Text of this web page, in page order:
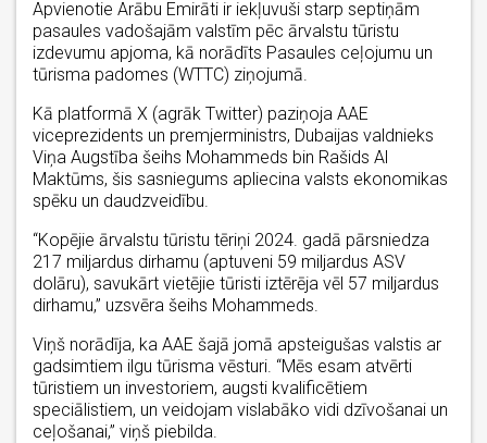
Apvienotie Arābu Emirāti ir iekļuvuši starp septiņām
pasaules vadošajām valstīm pēc ārvalstu tūristu
izdevumu apjoma, kā norādīts Pasaules ceļojumu un
tūrisma padomes (WTTC) ziņojumā.
Kā platformā X (agrāk Twitter) paziņoja AAE
viceprezidents un premjerministrs, Dubaijas valdnieks
Viņa Augstība šeihs Mohammeds bin Rašids Al
Maktūms, šis sasniegums apliecina valsts ekonomikas
spēku un daudzveidību.
“Kopējie ārvalstu tūristu tēriņi 2024. gadā pārsniedza
217 miljardus dirhamu (aptuveni 59 miljardus ASV
dolāru), savukārt vietējie tūristi iztērēja vēl 57 miljardus
dirhamu,” uzsvēra šeihs Mohammeds.
Viņš norādīja, ka AAE šajā jomā apsteigušas valstis ar
gadsimtiem ilgu tūrisma vēsturi. “Mēs esam atvērti
tūristiem un investoriem, augsti kvalificētiem
speciālistiem, un veidojam vislabāko vidi dzīvošanai un
ceļošanai,” viņš piebilda.